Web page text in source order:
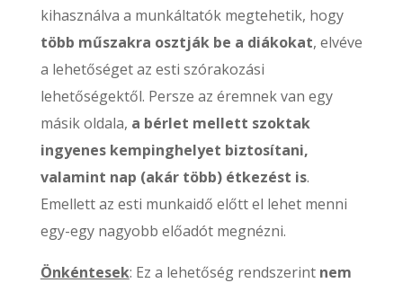
kihasználva a munkáltatók megtehetik, hogy
több műszakra osztják be a diákokat, elvéve
a lehetőséget az esti szórakozási
lehetőségektől. Persze az éremnek van egy
másik oldala, a bérlet mellett szoktak
ingyenes kempinghelyet biztosítani,
valamint nap (akár több) étkezést is.
Emellett az esti munkaidő előtt el lehet menni
egy-egy nagyobb előadót megnézni.
Önkéntesek: Ez a lehetőség rendszerint nem